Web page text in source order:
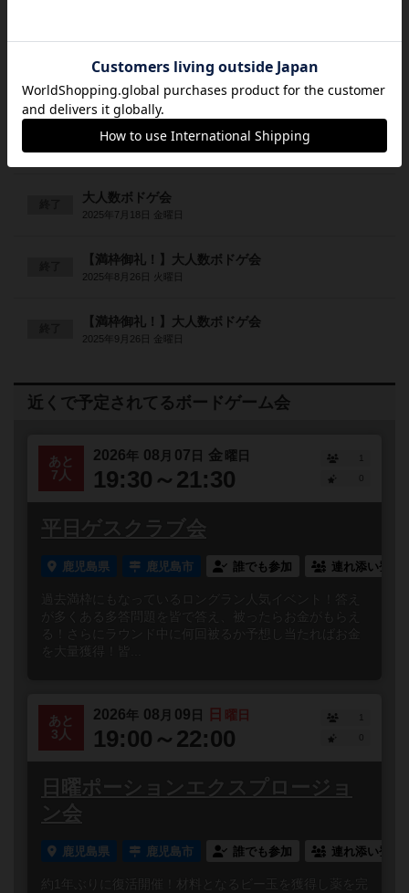
大人数ボドゲ会
2025年4月22日 火曜日
【満枠御礼！】大人数ボドゲ会
2025年5月20日 火曜日
大人数ボドゲ会
2025年7月18日 金曜日
【満枠御礼！】大人数ボドゲ会
2025年8月26日 火曜日
【満枠御礼！】大人数ボドゲ会
2025年9月26日 金曜日
近くで予定されてるボードゲーム会
あと
7人
2026年 08 月 07 日 金曜日
19:30～21:30
1
平日ゲスクラブ会
鹿児島県 鹿児島市 誰でも参加 連れ添い登録
過去満枠にもなっているロングラン人気イベント！答え
が多くある多答問題を皆で答え、被ったらお金がもらえ
る！さらにラウンド中に何回被るか予想し当たればお金
を大量獲得！皆...
あと
3人
2026年 08 月 09 日 日 曜日
19:00～22:00
1
日曜ポーションエクスプロージョ
ン会
鹿児島県 鹿児島市 誰でも参加 連れ添い登録
約1年ぶりに復活開催！材料となるビー玉を獲得し薬を完